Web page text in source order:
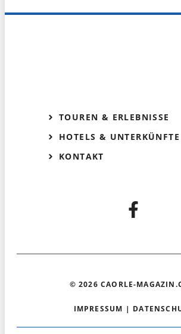
TOUREN & ERLEBNISSE
HOTELS & UNTERKÜNFTE
KONTAKT
© 2026 CAORLE-
IMPRESSUM |